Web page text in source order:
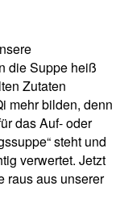
die Suppe heiß
Zutaten
mehr bilden, denn
das Auf- oder
steht und
verwertet. Jetzt
raus aus unserer